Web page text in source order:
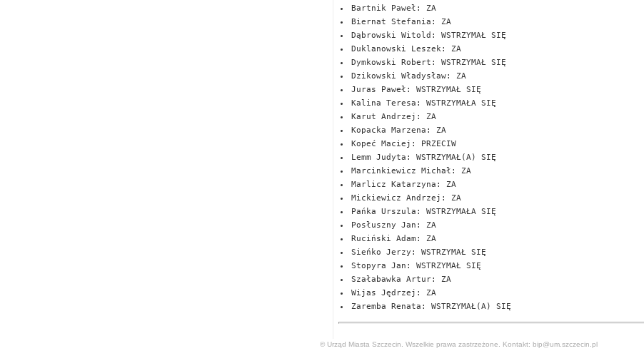
Bartnik Paweł: ZA
Biernat Stefania: ZA
Dąbrowski Witold: WSTRZYMAŁ SIĘ
Duklanowski Leszek: ZA
Dymkowski Robert: WSTRZYMAŁ SIĘ
Dzikowski Władysław: ZA
Juras Paweł: WSTRZYMAŁ SIĘ
Kalina Teresa: WSTRZYMAŁA SIĘ
Karut Andrzej: ZA
Kopacka Marzena: ZA
Kopeć Maciej: PRZECIW
Lemm Judyta: WSTRZYMAŁ(A) SIĘ
Marcinkiewicz Michał: ZA
Marlicz Katarzyna: ZA
Mickiewicz Andrzej: ZA
Pańka Urszula: WSTRZYMAŁA SIĘ
Posłuszny Jan: ZA
Ruciński Adam: ZA
Sieńko Jerzy: WSTRZYMAŁ SIĘ
Stopyra Jan: WSTRZYMAŁ SIĘ
Szałabawka Artur: ZA
Wijas Jędrzej: ZA
Zaremba Renata: WSTRZYMAŁ(A) SIĘ
© Urząd Miasta Szczecin. Wszelkie prawa zastrzeżone. Kontakt: bip@um.szczecin.pl